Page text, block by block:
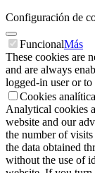
Configuración de
FuncionalMás
These cookies are
and are always
logged-in user or to
Cookies
Analytical cookies
website and our
the number of
the data obtained
without the use of